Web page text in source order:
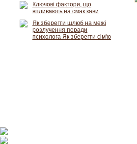
Ключові фактори, що
впливають на смак кави
Як зберегти шлюб на межі
розлучення поради
психолога Як зберегти сім'ю